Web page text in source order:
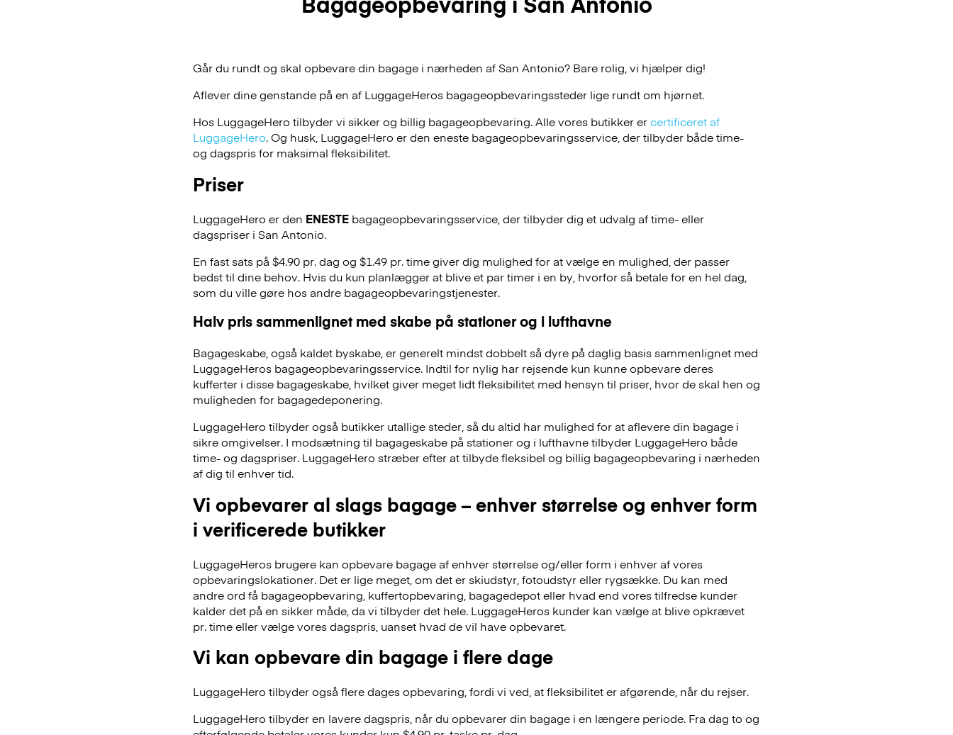
Går du rundt og skal opbevare din bagage i nærheden af San Antonio? Bare rolig, vi hjælper dig!
Aflever dine genstande på en af LuggageHeros bagageopbevaringssteder lige rundt om hjørnet.
Hos LuggageHero tilbyder vi sikker og billig bagageopbevaring. Alle vores butikker ercertificeret af
LuggageHero. Og husk, LuggageHero er den eneste bagageopbevaringsservice, der tilbyder både time-
og dagspris for maksimal fleksibilitet.
Priser
LuggageHero er den ENESTE bagageopbevaringsservice, der tilbyder dig et udvalg af time- eller
dagspriser i San Antonio.
En fast sats på $4.90 pr. dag og $1.49 pr. time giver dig mulighed for at vælge en mulighed, der passer
bedst til dine behov. Hvis du kun planlægger at blive et par timer i en by, hvorfor så betale for en hel dag,
som du ville gøre hos andre bagageopbevaringstjenester.
Halv pris sammenlignet med skabe på stationer og i lufthavne
Bagageskabe, også kaldet byskabe, er generelt mindst dobbelt så dyre på daglig basis sammenlignet med
LuggageHeros bagageopbevaringsservice. Indtil for nylig har rejsende kun kunne opbevare deres
kufferter i disse bagageskabe, hvilket giver meget lidt fleksibilitet med hensyn til priser, hvor de skal hen og
muligheden for bagagedeponering.
LuggageHero tilbyder også butikker utallige steder, så du altid har mulighed for at aflevere din bagage i
sikre omgivelser. I modsætning til bagageskabe på stationer og i lufthavne tilbyder LuggageHero både
time- og dagspriser. LuggageHero stræber efter at tilbyde fleksibel og billig bagageopbevaring i nærheden
af dig til enhver tid.
Vi opbevarer al slags bagage – enhver størrelse og enhver form
i verificerede butikker
LuggageHeros brugere kan opbevare bagage af enhver størrelse og/eller form i enhver af vores
opbevaringslokationer. Det er lige meget, om det er skiudstyr, fotoudstyr eller rygsække. Du kan med
andre ord få bagageopbevaring, kuffertopbevaring, bagagedepot eller hvad end vores tilfredse kunder
kalder det på en sikker måde, da vi tilbyder det hele. LuggageHeros kunder kan vælge at blive opkrævet
pr. time eller vælge vores dagspris, uanset hvad de vil have opbevaret.
Vi kan opbevare din bagage i flere dage
LuggageHero tilbyder også flere dages opbevaring, fordi vi ved, at fleksibilitet er afgørende, når du rejser.
LuggageHero tilbyder en lavere dagspris, når du opbevarer din bagage i en længere periode. Fra dag to og